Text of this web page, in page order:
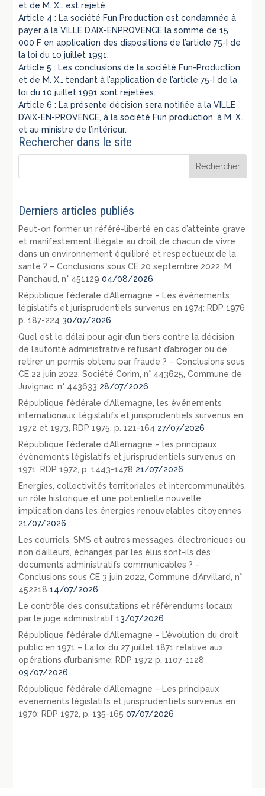
et de M. X… est rejeté.
Article 4 : La société Fun Production est condamnée à
payer à la VILLE D’AIX-ENPROVENCE la somme de 15
000 F en application des dispositions de l’article 75-I de
la loi du 10 juillet 1991.
Article 5 : Les conclusions de la société Fun-Production
et de M. X… tendant à l’application de l’article 75-I de la
loi du 10 juillet 1991 sont rejetées.
Article 6 : La présente décision sera notifiée à la VILLE
D’AIX-EN-PROVENCE, à la société Fun production, à M. X…
et au ministre de l’intérieur.
Rechercher dans le site
Derniers articles publiés
Peut-on former un référé-liberté en cas d’atteinte grave
et manifestement illégale au droit de chacun de vivre
dans un environnement équilibré et respectueux de la
santé ? – Conclusions sous CE 20 septembre 2022, M.
Panchaud, n° 451129 04/08/2026
République fédérale d’Allemagne – Les évènements
législatifs et jurisprudentiels survenus en 1974: RDP 1976
p. 187-224 30/07/2026
Quel est le délai pour agir d’un tiers contre la décision
de l’autorité administrative refusant d’abroger ou de
retirer un permis obtenu par fraude ? – Conclusions sous
CE 22 juin 2022, Société Corim, n° 443625, Commune de
Juvignac, n° 443633 28/07/2026
République fédérale d’Allemagne, les événements
internationaux, législatifs et jurisprudentiels survenus en
1972 et 1973, RDP 1975, p. 121-164 27/07/2026
République fédérale d’Allemagne – les principaux
évènements législatifs et jurisprudentiels survenus en
1971, RDP 1972, p. 1443-1478 21/07/2026
Énergies, collectivités territoriales et intercommunalités,
un rôle historique et une potentielle nouvelle
implication dans les énergies renouvelables citoyennes
21/07/2026
Les courriels, SMS et autres messages, électroniques ou
non d’ailleurs, échangés par les élus sont-ils des
documents administratifs communicables ? –
Conclusions sous CE 3 juin 2022, Commune d’Arvillard, n°
452218 14/07/2026
Le contrôle des consultations et référendums locaux
par le juge administratif 13/07/2026
République fédérale d’Allemagne – L’évolution du droit
public en 1971 – La loi du 27 juillet 1871 relative aux
opérations d’urbanisme: RDP 1972 p. 1107-1128
09/07/2026
République fédérale d’Allemagne – Les principaux
évènements législatifs et jurisprudentiels survenus en
1970: RDP 1972, p. 135-165 07/07/2026